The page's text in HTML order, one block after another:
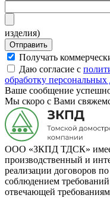
изделия)
Отправить
Получать
Даю согласие с
обработку
Ваше сообщение
Мы скоро с Вами
ООО «ЗКПД ТДСК»
производственный и
реализации договоров
соблюдением
отвечающей